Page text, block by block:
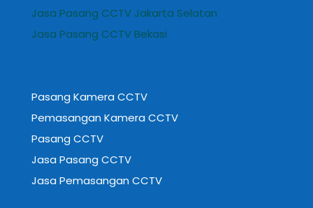
Jasa Pasang CCTV Jakarta Selatan
Jasa Pasang CCTV Bekasi
Pasang Kamera CCTV
Pemasangan Kamera CCTV
Pasang CCTV
Jasa Pasang CCTV
Jasa Pemasangan CCTV